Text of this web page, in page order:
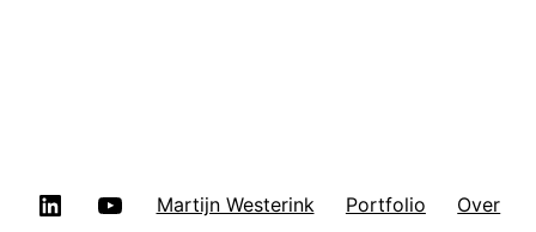
LinkedIn YouTube
Martijn Westerink Portfolio Over